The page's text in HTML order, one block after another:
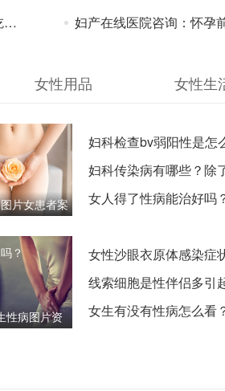
妇产在线医院咨询：怀孕前一个月可以吃药打掉吗？大庆人流妇
女性用品 女性生
片女患者案
吗？
妇科检查bv弱阳性是怎
的？和生活习惯有很大
妇科传染病有哪些？除
病，这几种病也让女性
女人得了性病能治好吗
性病图片资
女性沙眼衣原体感染症
备孕期筛查非常重要！
线索细胞是性伴侣多引
揭秘细菌性阴道病的真
女生有没有性病怎么看